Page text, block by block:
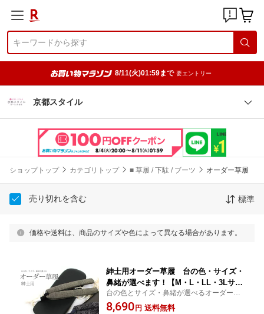
8/11(火)01:59まで 要エントリー
京都スタイル
ショップトップ カテゴリトップ ■ 草履 / 下駄 / ブーツ オーダー草履
売り切れを含む 標準
価格や送料は、商品のサイズや色によって異なる場合があります。
紳士用オーダー草履 台の色・サイズ・
鼻緒が選べます！【M・L・LL・3Lサイ
ズ対応】【ぞうり/草履 男物】【大きい
サイズ 対応】z0003【smtb-k】【ky】
台の色とサイズ・鼻緒が選べるオーダー草
履！！
8,690 円 送料無料